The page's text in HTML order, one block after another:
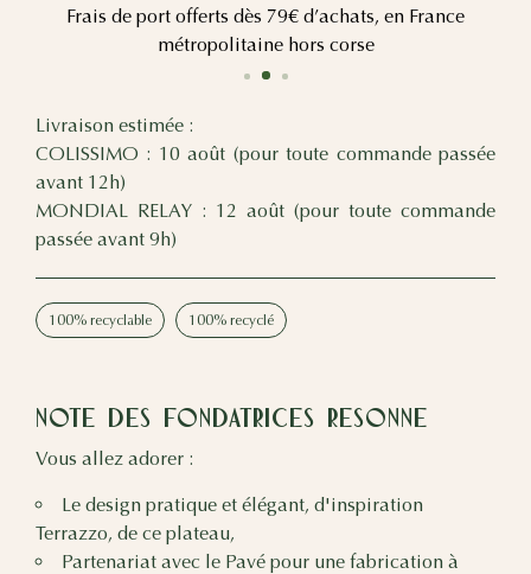
Frais de port offerts dès 79€ d’achats, en France
métropolitaine hors corse
Livraison estimée :
COLISSIMO : 10 août (pour toute commande passée
avant 12h)
MONDIAL RELAY : 12 août (pour toute commande
passée avant 9h)
100% recyclable 100% recyclé
Note des fondatrices RESONNE
Vous allez adorer :
Le design pratique et élégant, d'inspiration
Terrazzo, de ce plateau,
Partenariat avec le Pavé pour une fabrication à